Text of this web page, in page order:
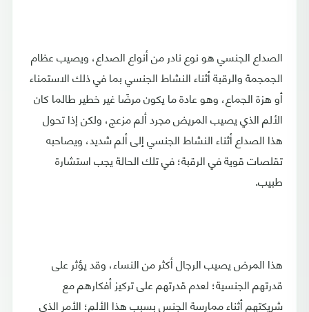
الصداع الجنسي هو نوع نادر من أنواع الصداع، ويصيب عظام
الجمجمة والرقبة أثناء النشاط الجنسي بما في ذلك الاستمناء
أو هزة الجماع، وهو عادة ما يكون مرضًا غير خطير طالما كان
الألم الذي يصيب المريض مجرد ألم مزعج، ولكن إذا تحول
هذا الصداع أثناء النشاط الجنسي إلى ألم شديد، ويصاحبه
تقلصات قوية في الرقبة؛ في تلك الحالة يجب استشارة
طبيب.
هذا المرض يصيب الرجال أكثر من النساء، وقد يؤثر على
قدرتهم الجنسية؛ لعدم قدرتهم على تركيز أفكارهم مع
شريكتهم أثناء ممارسة الجنس بسبب هذا الألم؛ الأمر الذي